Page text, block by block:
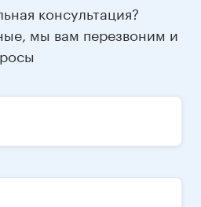
консультация?
мы вам перезвоним и